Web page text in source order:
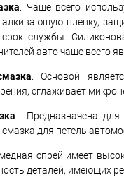
. Чаще всего
пленку,
срок службы.
авто чаще всего
. Основой
сглаживает
. Предназначена для
смазка для петель
спрей имеет
деталей, имеющих